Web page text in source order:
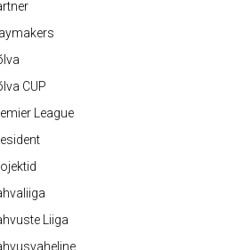
CUP
League
Liiga